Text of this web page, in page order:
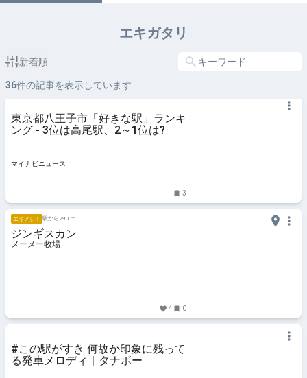
エキガタリ
新着順
36件の記事を表示しています
東京都八王子市「好きな駅」ランキ
ング - 3位は高尾駅、2～1位は?
マイナビニュース
3
エキメシ！ 駅から290 m
ジンギスカン
メーメー牧場
4 0
#この駅がすき 何故か印象に残って
る発車メロディ｜タナボー